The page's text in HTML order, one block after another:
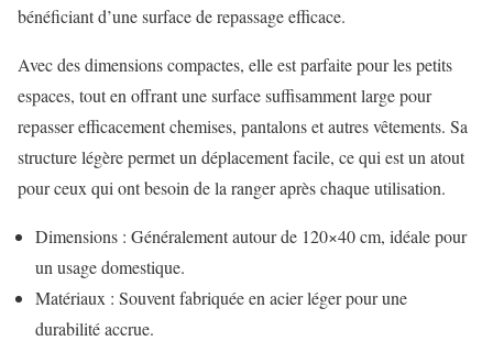
bénéficiant d’une surface de repassage efficace.
Avec des dimensions compactes, elle est parfaite pour les petits
espaces, tout en offrant une surface suffisamment large pour
repasser efficacement chemises, pantalons et autres vêtements. Sa
structure légère permet un déplacement facile, ce qui est un atout
pour ceux qui ont besoin de la ranger après chaque utilisation.
Dimensions : Généralement autour de 120×40 cm, idéale pour
un usage domestique.
Matériaux : Souvent fabriquée en acier léger pour une
durabilité accrue.